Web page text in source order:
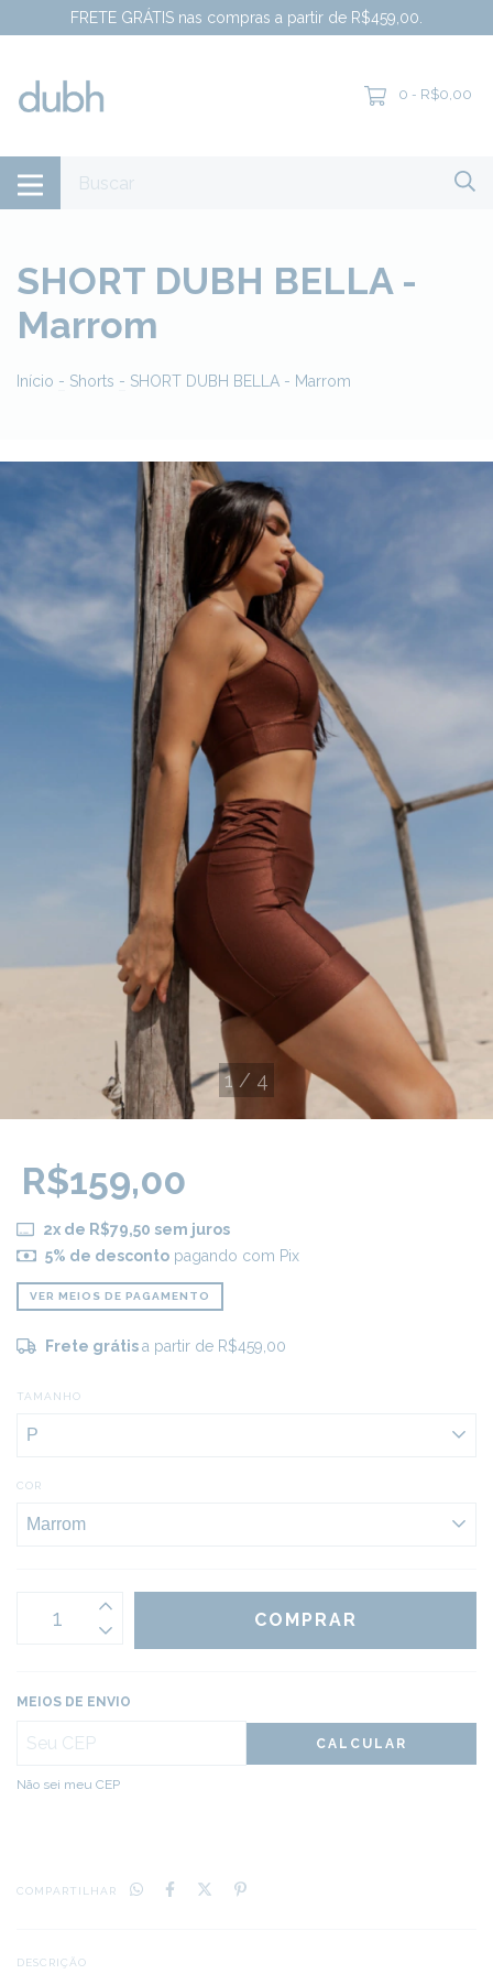
FRETE GRÁTIS nas compras a partir de R$459,00.
0 - R$0,00
SHORT DUBH BELLA -
Marrom
Início - Shorts - SHORT DUBH BELLA - Marrom
1 / 4
R$159,00
2x de R$79,50 sem juros
5% de descontopagando com Pix
VER MEIOS DE PAGAMENTO
Frete grátisa partir de R$459,00
TAMANHO
COR
MEIOS DE ENVIO
CALCULAR
Não sei meu CEP
COMPARTILHAR
DESCRIÇÃO